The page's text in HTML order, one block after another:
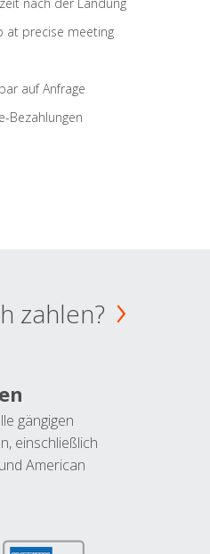
at precise meeting
auf Anfrage
Bezahlungen
zahlen?
gängigen
einschließlich
American